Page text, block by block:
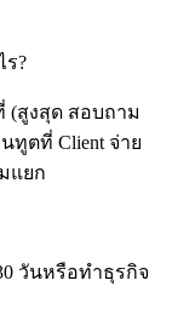
ร?
(สูงสุด สอบถาม
ทูตที่ Client จ่าย
แยก
วันหรือทำธุรกิจ